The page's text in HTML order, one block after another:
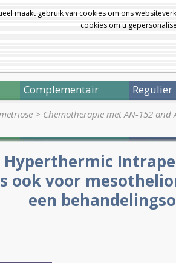
maakt gebruik van cookies om ons
cookies om u
Complementair Regulier
> Chemotherapie met AN-152 and
Hyperthermic
ook voor
een